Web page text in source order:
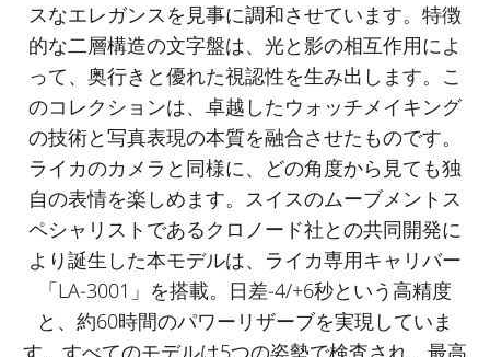
スなエレガンスを見事に調和させています。特徴
的な二層構造の文字盤は、光と影の相互作用によ
って、奥行きと優れた視認性を生み出します。こ
のコレクションは、卓越したウォッチメイキング
の技術と写真表現の本質を融合させたものです。
ライカのカメラと同様に、どの角度から見ても独
自の表情を楽しめます。スイスのムーブメントス
ペシャリストであるクロノード社との共同開発に
より誕生した本モデルは、ライカ専用キャリバー
「LA-3001」を搭載。日差-4/+6秒という高精度
と、約60時間のパワーリザーブを実現していま